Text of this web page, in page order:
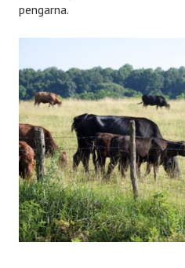
pengarna.